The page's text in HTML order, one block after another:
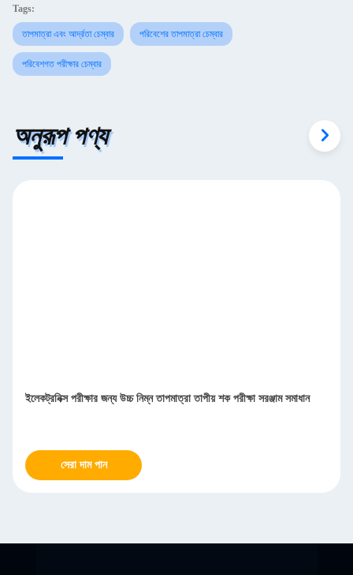
Tags:
তাপমাত্রা এবং আর্দ্রতা চেম্বার পরিবেশের তাপমাত্রা চেম্বার
পরিবেশগত পরীক্ষার চেম্বার
অনুরূপ পণ্য
ইলেকট্রনিক্স পরীক্ষার জন্য উচ্চ নিম্ন তাপমাত্রা তাপীয় শক পরীক্ষা সরঞ্জাম সমাধান
সেরা দাম পান